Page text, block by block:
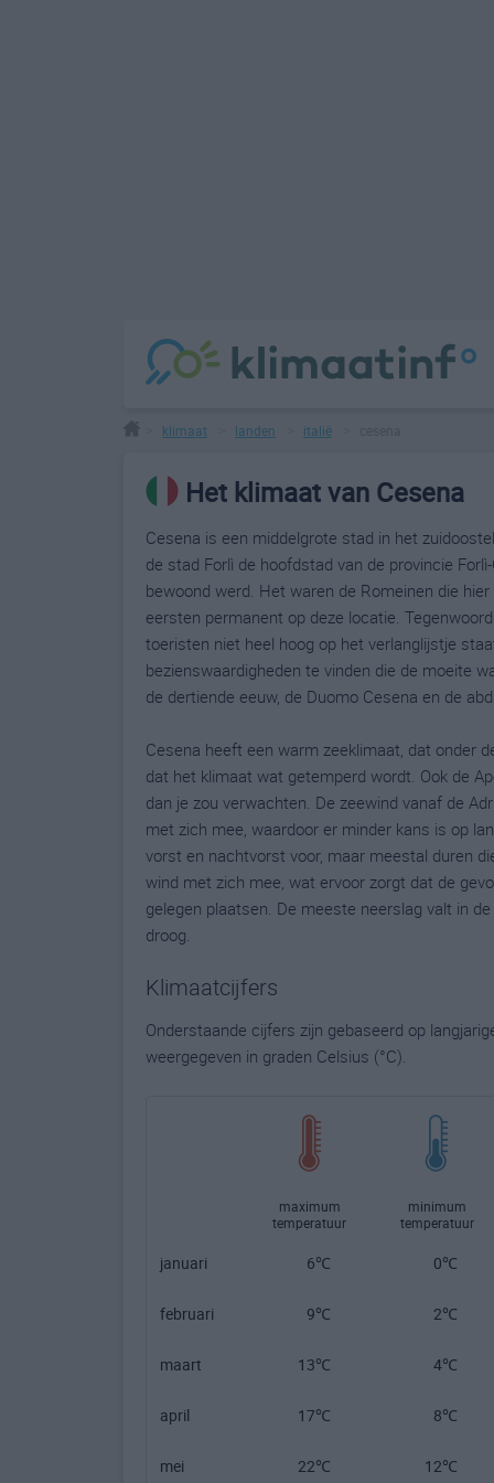
klimaat landen italië
Het klimaat van Cesena
Cesena is een middelgrote stad in het
de stad Forlì de hoofdstad van de provincie
bewoond werd. Het waren de Romeinen die
eersten permanent op deze locatie.
toeristen niet heel hoog op het verlanglijstje
bezienswaardigheden te vinden die de moeite
de dertiende eeuw, de Duomo Cesena en de
Cesena heeft een warm zeeklimaat, dat onder
dat het klimaat wat getemperd wordt. Ook de
dan je zou verwachten. De zeewind vanaf de
met zich mee, waardoor er minder kans is op
vorst en nachtvorst voor, maar meestal duren
wind met zich mee, wat ervoor zorgt dat de
gelegen plaatsen. De meeste neerslag valt in
droog.
Klimaatcijfers
Onderstaande cijfers zijn gebaseerd op
weergegeven in graden Celsius (°C).
maximum
temperatuur
minimum
temperatuur
januari 6℃ 0℃
februari 9℃ 2℃
maart 13℃ 4℃
april 17℃ 8℃
mei 22℃ 12℃